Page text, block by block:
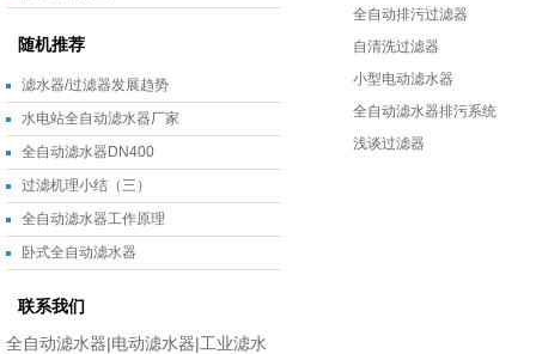
随机推荐
滤水器/过滤器发展趋势
水电站全自动滤水器厂家
全自动滤水器DN400
过滤机理小结（三）
全自动滤水器工作原理
卧式全自动滤水器
联系我们
全自动滤水器|电动滤水器|工业滤水
全自动排污过滤器
自清洗过滤器
小型电动滤水器
全自动滤水器排污系统
浅谈过滤器